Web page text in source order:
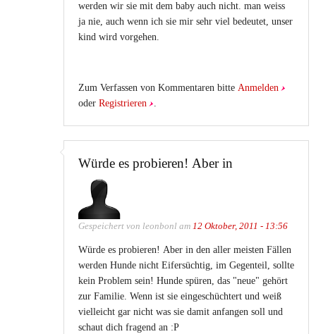
werden wir sie mit dem baby auch nicht. man weiss
ja nie, auch wenn ich sie mir sehr viel bedeutet, unser
kind wird vorgehen.
Zum Verfassen von Kommentaren bitte Anmelden
oder Registrieren .
Würde es probieren! Aber in
Gespeichert von leonbonl am 12 Oktober, 2011 - 13:56
Würde es probieren! Aber in den aller meisten Fällen
werden Hunde nicht Eifersüchtig, im Gegenteil, sollte
kein Problem sein! Hunde spüren, das "neue" gehört
zur Familie. Wenn ist sie eingeschüchtert und weiß
vielleicht gar nicht was sie damit anfangen soll und
schaut dich fragend an :P